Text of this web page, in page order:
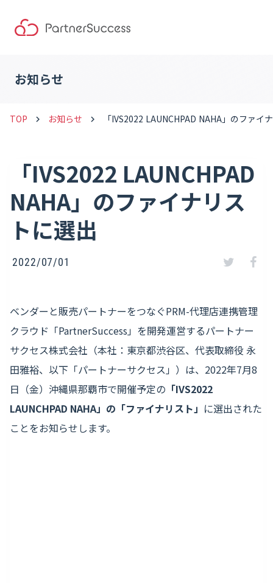
お知らせ
TOP keyboard_arrow_right お知らせ keyboard_arrow_right 「IVS2022 LAUNCHPAD NAHA」のファイ
「IVS2022 LAUNCHPAD
NAHA」のファイナリス
トに選出
2022/07/01
ベンダーと販売パートナーをつなぐPRM-代理店連携管理
クラウド「PartnerSuccess」を開発運営するパートナー
サクセス株式会社（本社：東京都渋谷区、代表取締役 永
田雅裕、以下「パートナーサクセス」）は、2022年7月8
日（金）沖縄県那覇市で開催予定の 「IVS2022
LAUNCHPAD NAHA」の「ファイナリスト」 に選出された
ことをお知らせします。